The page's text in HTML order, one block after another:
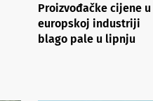
Proizvođačke cijene u
europskoj industriji
blago pale u lipnju